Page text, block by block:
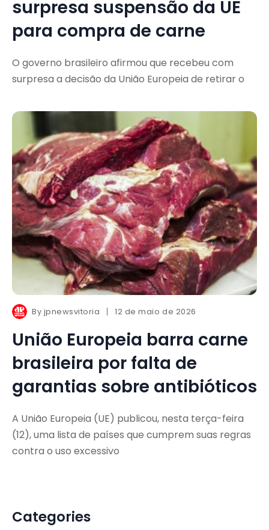
surpresa suspensão da UE
para compra de carne
O governo brasileiro afirmou que recebeu com
surpresa a decisão da União Europeia de retirar o
By jpnewsvitoria 12 de maio de 2026
União Europeia barra carne
brasileira por falta de
garantias sobre antibióticos
A União Europeia (UE) publicou, nesta terça-feira
(12), uma lista de países que cumprem suas regras
contra o uso excessivo
Categories